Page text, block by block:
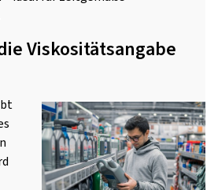
Viskositätsangabe